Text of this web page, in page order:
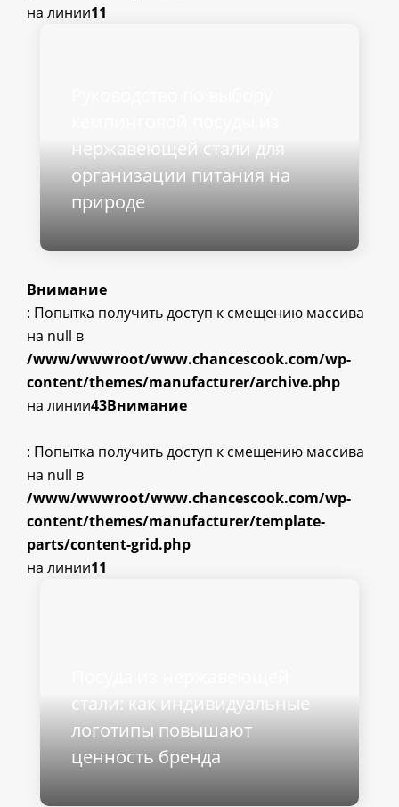
на линии11
нержавеющей стали для
организации питания на
природе
Внимание
: Попытка получить доступ к смещению массива
на null в
/www/wwwroot/www.chancescook.com/wp-
content/themes/manufacturer/archive.php
на линии43Внимание
: Попытка получить доступ к смещению массива
на null в
/www/wwwroot/www.chancescook.com/wp-
content/themes/manufacturer/template-
parts/content-grid.php
на линии11
стали: как индивидуальные
логотипы повышают
ценность бренда